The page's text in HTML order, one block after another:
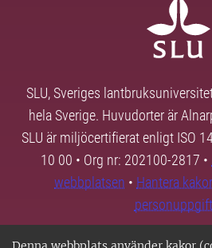
SLU, Sveriges
hela Sverige. Huvudorter är
SLU är miljöcertifierat enligt ISO
10 00 • Org nr: 202100-2817 •
webbplatsen • Hantera kakor